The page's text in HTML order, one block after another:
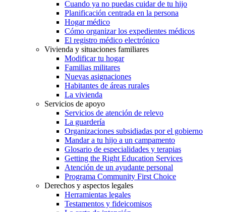
Cuando ya no puedas cuidar de tu hijo
Planificación centrada en la persona
Hogar médico
Cómo organizar los expedientes médicos
El registro médico electrónico
Vivienda y situaciones familiares
Modificar tu hogar
Familias militares
Nuevas asignaciones
Habitantes de áreas rurales
La vivienda
Servicios de apoyo
Servicios de atención de relevo
La guardería
Organizaciones subsidiadas por el gobierno
Mandar a tu hijo a un campamento
Glosario de especialidades y terapias
Getting the Right Education Services
Atención de un ayudante personal
Programa Community First Choice
Derechos y aspectos legales
Herramientas legales
Testamentos y fideicomisos